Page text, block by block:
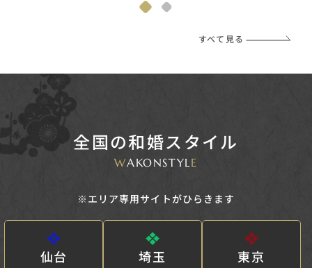
すべて見る
全国の和婚スタイル
WAKONSTYL E
※エリア専用サイトがひらきます
仙台 埼玉 東京